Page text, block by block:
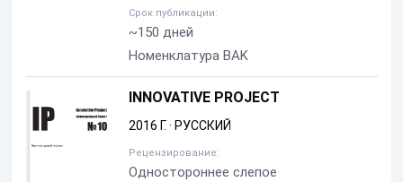
Срок публикации:
~150 дней
Номенклатура BAK
INNOVATIVE PROJECT
2016 Г.· РУССКИЙ
Рецензирование:
Одностороннее слепое